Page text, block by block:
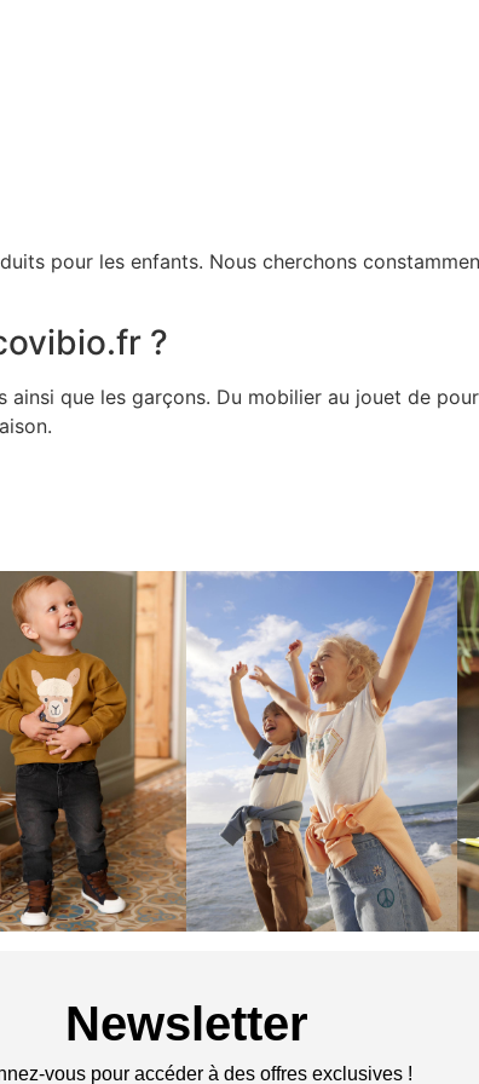
pour les enfants. Nous cherchons
?
que les garçons. Du mobilier au jouet de
Newsletter
vous pour accéder à des offres exclusives !